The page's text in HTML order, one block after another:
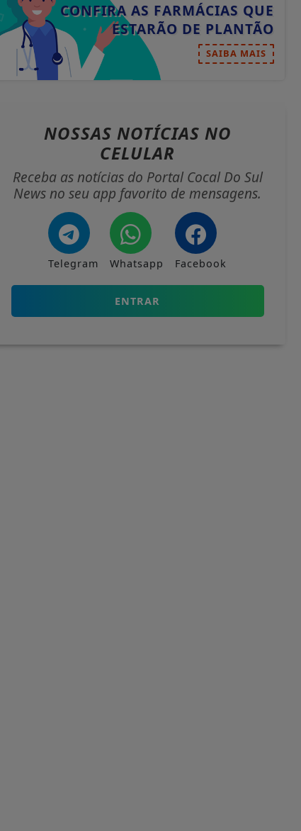
CONFIRA AS FARMÁCIAS QUE
ESTARÃO DE PLANTÃO
SAIBA MAIS
NOSSAS NOTÍCIAS NO
CELULAR
Receba as notícias do Portal Cocal Do Sul
News no seu app favorito de mensagens.
Telegram Whatsapp Facebook
ENTRAR